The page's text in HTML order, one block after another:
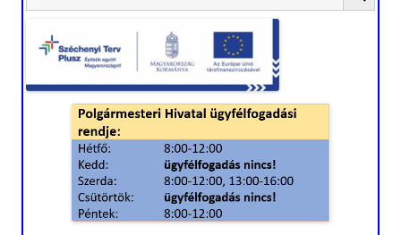
for: